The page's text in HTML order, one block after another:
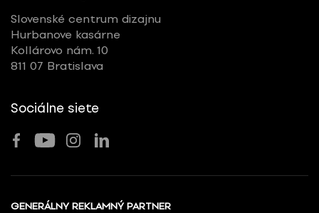
Slovenské centrum dizajnu
Hurbanove kasárne
Kollárovo nám. 10
811 07 Bratislava
Sociálne siete
GENERÁLNY REKLAMNÝ PARTNER